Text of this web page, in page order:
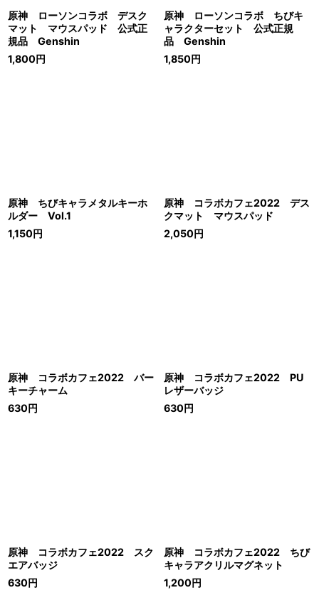
原神 ローソンコラボ デスク
マット マウスパッド 公式正
規品 Genshin
1,800円
原神 ローソンコラボ ちびキ
ャラクターセット 公式正規
品 Genshin
1,850円
原神 ちびキャラメタルキーホ
ルダー Vol.1
1,150円
原神 コラボカフェ2022 デス
クマット マウスパッド
2,050円
原神 コラボカフェ2022 バー
キーチャーム
630円
原神 コラボカフェ2022 PU
レザーバッジ
630円
原神 コラボカフェ2022 スク
エアバッジ
630円
原神 コラボカフェ2022 ちび
キャラアクリルマグネット
1,200円